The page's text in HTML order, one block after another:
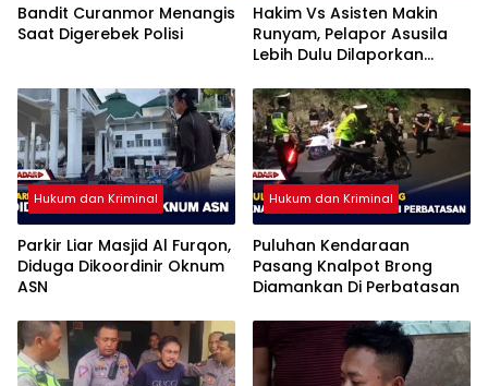
Bandit Curanmor Menangis
Saat Digerebek Polisi
Hakim Vs Asisten Makin
Runyam, Pelapor Asusila
Lebih Dulu Dilaporkan
Hukum dan Kriminal
Parkir Liar Masjid Al Furqon,
Diduga Dikoordinir Oknum
ASN
Hukum dan Kriminal
Puluhan Kendaraan
Pasang Knalpot Brong
Diamankan Di Perbatasan